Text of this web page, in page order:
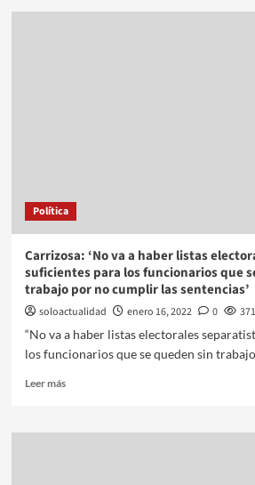
Política
Carrizosa: ‘No va a haber listas
suficientes para los funcionarios que
trabajo por no cumplir las sentencias’
soloactualidad enero 16, 2022 0
371
“No va a haber listas electorales
los funcionarios que se queden sin
Leer más